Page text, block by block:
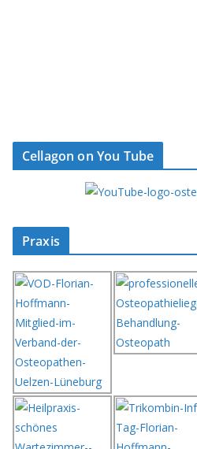
Cellagon on You Tube
Praxis